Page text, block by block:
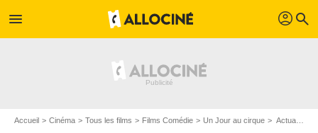
menu profil search
Accueil Cinéma Tous les films Films Comédie Un Jour au cirque Actualités Un Jour au cirque